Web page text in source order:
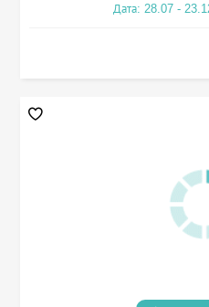
Дата: 28.07 -